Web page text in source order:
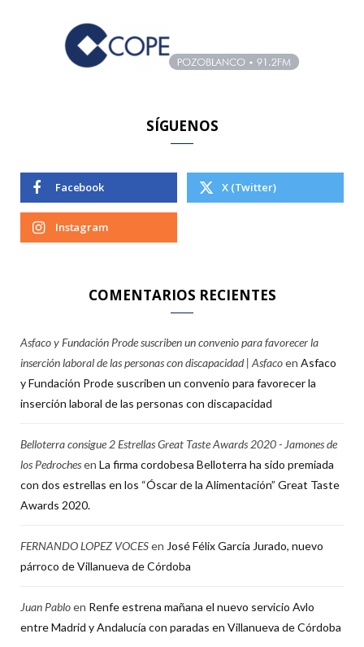
SÍGUENOS
Facebook X (Twitter)
Instagram
COMENTARIOS RECIENTES
Asfaco y Fundación Prode suscriben un convenio para favorecer la
inserción laboral de las personas con discapacidad | Asfacoen Asfaco
y Fundación Prode suscriben un convenio para favorecer la
inserción laboral de las personas con discapacidad
Belloterra consigue 2 Estrellas Great Taste Awards 2020 - Jamones de
los Pedrochesen La firma cordobesa Belloterra ha sido premiada
con dos estrellas en los “Óscar de la Alimentación” Great Taste
Awards 2020.
FERNANDO LOPEZ VOCESen José Félix García Jurado, nuevo
párroco de Villanueva de Córdoba
Juan Pabloen Renfe estrena mañana el nuevo servicio Avlo
entre Madrid y Andalucía con paradas en Villanueva de Córdoba